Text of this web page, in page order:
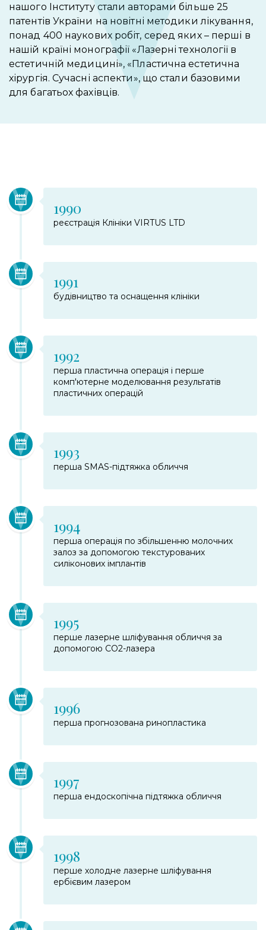
нашого Інституту стали авторами більше 25
патентів України на новітні методики лікування,
понад 400 наукових робіт, серед яких – перші в
нашій країні монографії «Лазерні технології в
естетичній медицині», «Пластична естетична
хірургія. Сучасні аспекти», що стали базовими
для багатьох фахівців.
реєстрація Клініки VIRTUS LTD
1990
будівництво та оснащення клініки
1991
перша пластична операція і перше
комп'ютерне моделювання результатів
пластичних операцій
1992
перша SMAS-підтяжка обличчя
1993
перша операція по збільшенню молочних
залоз за допомогою текстурованих
силіконових імплантів
1994
перше лазерне шліфування обличчя за
допомогою СО2-лазера
1995
перша прогнозована ринопластика
1996
перша ендоскопічна підтяжка обличчя
1997
перше холодне лазерне шліфування
ербієвим лазером
1998